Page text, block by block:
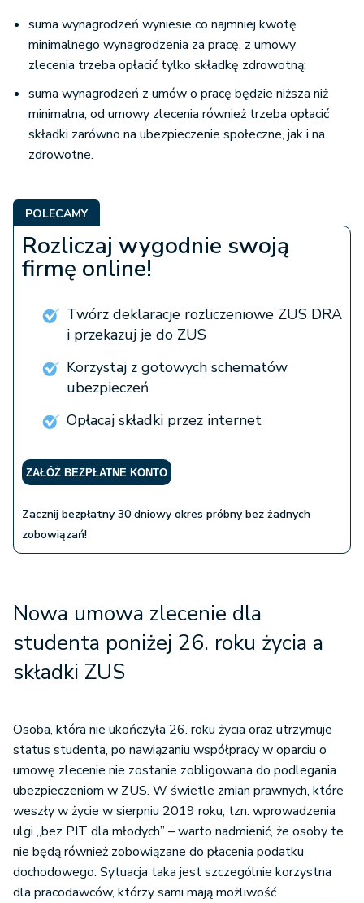
suma wynagrodzeń wyniesie co najmniej kwotę
minimalnego wynagrodzenia za pracę, z umowy
zlecenia trzeba opłacić tylko składkę zdrowotną;
suma wynagrodzeń z umów o pracę będzie niższa niż
minimalna, od umowy zlecenia również trzeba opłacić
składki zarówno na ubezpieczenie społeczne, jak i na
zdrowotne.
POLECAMY
Rozliczaj wygodnie swoją
firmę online!
Twórz deklaracje rozliczeniowe ZUS DRA
i przekazuj je do ZUS
Korzystaj z gotowych schematów
ubezpieczeń
Opłacaj składki przez internet
ZAŁÓŻ BEZPŁATNE KONTO
Zacznij bezpłatny 30 dniowy okres próbny bez żadnych
zobowiązań!
Nowa umowa zlecenie dla
studenta poniżej 26. roku życia a
składki ZUS
Osoba, która nie ukończyła 26. roku życia oraz utrzymuje
status studenta, po nawiązaniu współpracy w oparciu o
umowę zlecenie nie zostanie zobligowana do podlegania
ubezpieczeniom w ZUS. W świetle zmian prawnych, które
weszły w życie w sierpniu 2019 roku, tzn. wprowadzenia
ulgi „bez PIT dla młodych” – warto nadmienić, że osoby te
nie będą również zobowiązane do płacenia podatku
dochodowego. Sytuacja taka jest szczególnie korzystna
dla pracodawców, którzy sami mają możliwość